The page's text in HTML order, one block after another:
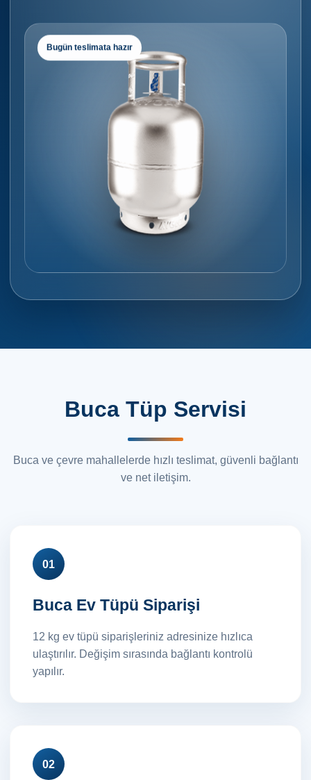
Bugün teslimata hazır
Buca Tüp Servisi
Buca ve çevre mahallelerde hızlı teslimat, güvenli bağlantı
ve net iletişim.
01
Buca Ev Tüpü Siparişi
12 kg ev tüpü siparişleriniz adresinize hızlıca
ulaştırılır. Değişim sırasında bağlantı kontrolü
yapılır.
02